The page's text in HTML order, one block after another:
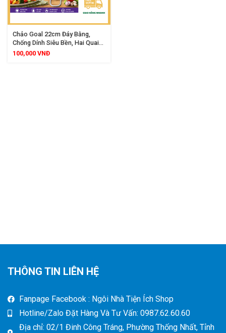
Chảo Goal 22cm Đáy Bằng,
Chống Dính Siêu Bền, Hai Quai
Dày Dặn, Chiên Xào Cực Đã
100,000 VNĐ
THÔNG TIN LIÊN HỆ
Fanpage Facebook : Ngôi Nhà Tiện Ích Shop
Hotline/Zalo Đặt Hàng Và Tư Vấn: 0987.62.60.60
Địa chỉ: 02/1 Đinh Công Tráng, Phường Thống Nhất, Tỉnh